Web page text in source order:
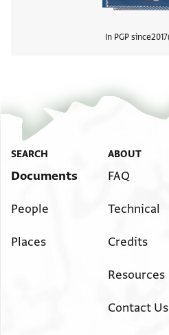
In PGP since2017
SEARCH
Documents
People
Places
ABOUT
FAQ
Technical
Credits
Resources
Contact Us